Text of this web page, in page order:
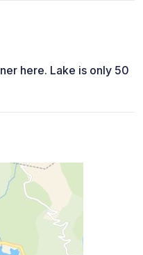
here. Lake is only 50